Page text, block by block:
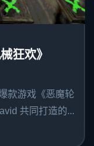
狂欢》
款游戏《恶魔轮
共同打造的...